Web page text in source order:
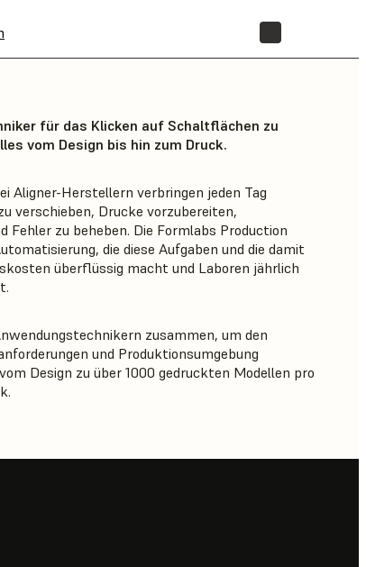
für das Klicken auf Schaltflächen zu
vom Design bis hin zum Druck.
Aligner-Herstellern verbringen jeden Tag
verschieben, Drucke vorzubereiten,
zu beheben. Die Formlabs Production
die diese Aufgaben und die damit
überflüssig macht und Laboren jährlich
zusammen, um den
und Produktionsumgebung
Design zu über 1000 gedruckten Modellen pro